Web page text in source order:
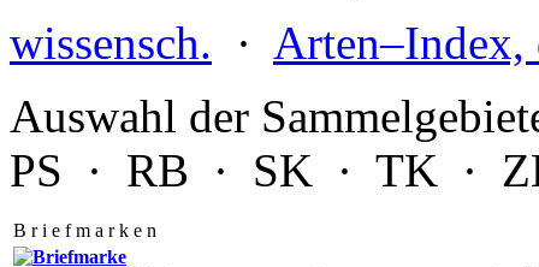
wissensch. · Arten–Index,
Auswahl der
PS · RB · SK · TK ·
B r i e f m a r k e n